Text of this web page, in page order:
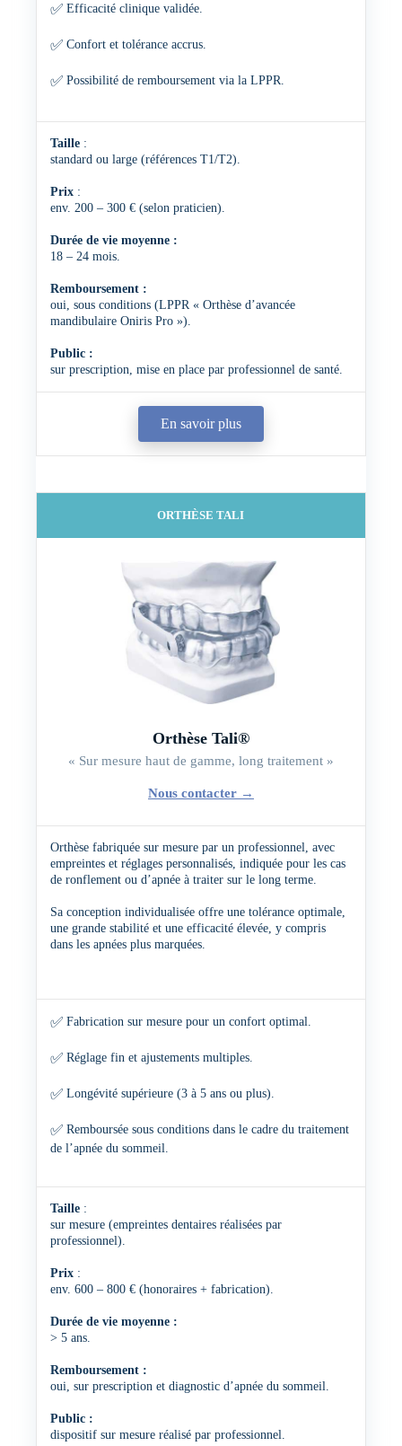
✅ Efficacité clinique validée.
✅ Confort et tolérance accrus.
✅ Possibilité de remboursement via la LPPR.
Taille :
standard ou large (références T1/T2).
Prix :
env. 200 – 300 € (selon praticien).
Durée de vie moyenne :
18 – 24 mois.
Remboursement :
oui, sous conditions (LPPR « Orthèse d’avancée
mandibulaire Oniris Pro »).
Public :
sur prescription, mise en place par professionnel de santé.
En savoir plus
ORTHÈSE TALI
Orthèse Tali®
« Sur mesure haut de gamme, long traitement »
Nous contacter→
Orthèse fabriquée sur mesure par un professionnel, avec
empreintes et réglages personnalisés, indiquée pour les cas
de ronflement ou d’apnée à traiter sur le long terme.
Sa conception individualisée offre une tolérance optimale,
une grande stabilité et une efficacité élevée, y compris
dans les apnées plus marquées.
✅ Fabrication sur mesure pour un confort optimal.
✅ Réglage fin et ajustements multiples.
✅ Longévité supérieure (3 à 5 ans ou plus).
✅ Remboursée sous conditions dans le cadre du traitement
de l’apnée du sommeil.
Taille :
sur mesure (empreintes dentaires réalisées par
professionnel).
Prix :
env. 600 – 800 € (honoraires + fabrication).
Durée de vie moyenne :
> 5 ans.
Remboursement :
oui, sur prescription et diagnostic d’apnée du sommeil.
Public :
dispositif sur mesure réalisé par professionnel.